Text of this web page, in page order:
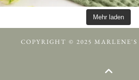
Mehr laden
COPYRIGHT © 2025 MARLENE'S